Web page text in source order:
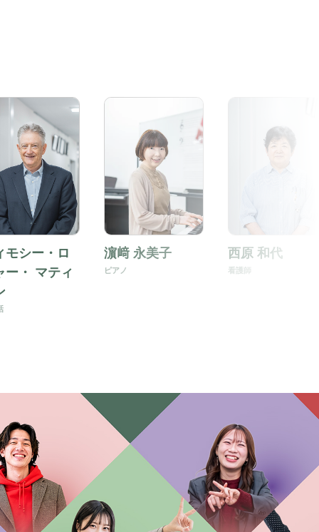
モシー・ロ
ー・ マティ
濵﨑 永美子
ピアノ
西原 和代
看護師